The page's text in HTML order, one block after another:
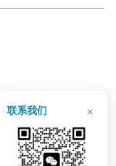
联系我们 ×